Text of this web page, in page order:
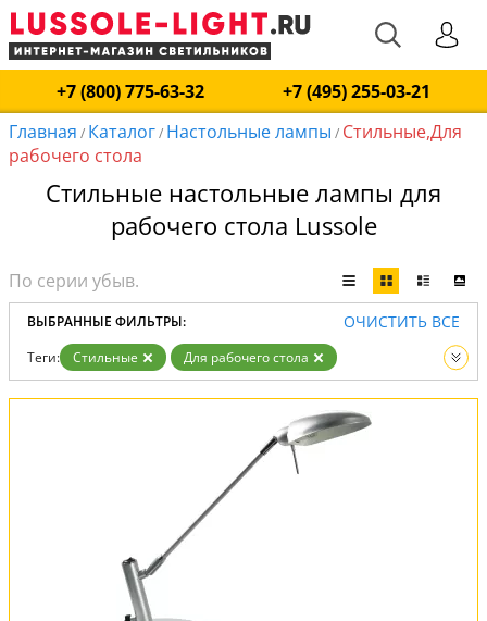
+7 (800) 775-63-32
+7 (495) 255-03-21
Главная / Каталог/ Настольные лампы / Стильные,Для
рабочего стола
Стильные настольные лампы для
рабочего стола Lussole
ВЫБРАННЫЕ ФИЛЬТРЫ: ОЧИСТИТЬ ВСЕ
Теги: Стильные
Для рабочего стола
Вид:
Настольные лампы